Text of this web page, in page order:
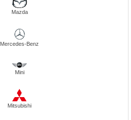
Mazda
Mercedes-Benz
Mini
Mitsubishi